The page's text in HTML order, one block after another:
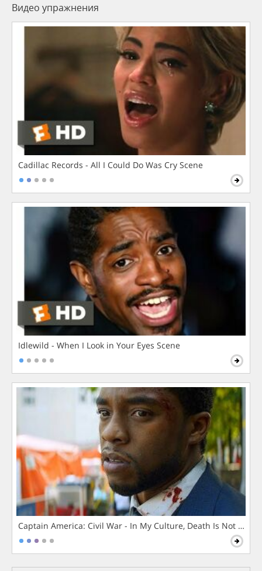
Видео упражнения
Cadillac Records - All I Could Do Was Cry Scene
Idlewild - When I Look in Your Eyes Scene
Captain America: Civil War - In My Culture, Death Is Not The